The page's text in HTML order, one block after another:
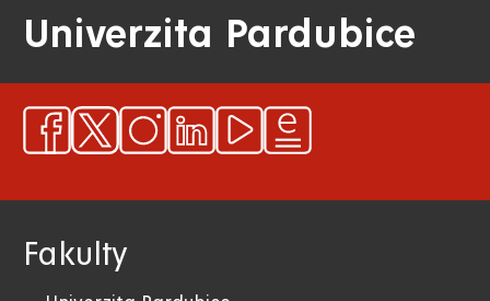
Univerzita Pardubice
Fakulty